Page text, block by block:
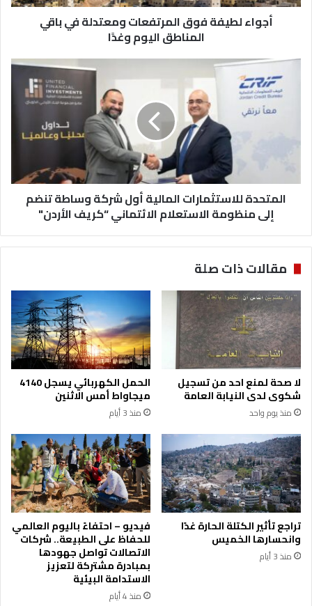
ف
ق
ا
ع
د
ة
ف
ي
ب
ا
ق
ي
ا
ل
م
ن
ا
ط
ق
ا
ل
ي
و
م
أجواء لطيفة فوق المرتفعات ومعتدلة في باقي
المناطق اليوم وغدًا
ا
ل
ث
ا
ت
ا
ل
م
ا
ل
ي
ة
أ
و
ل
ش
ر
ك
ة
و
س
ا
المتحدة للاستثمارات المالية أول شركة وساطة تنضم
إلى منظومة الاستعلام الائتماني “كريف الأردن"
مقالات ذات صلة
لا صحة لمنع احد من تسجيل
شكوى لدى النيابة العامة
منذ يوم واحد
الحمل الكهربائي يسجل 4140
ميجاواط أمس الاثنين
منذ 3 أيام
تراجع تأثير الكتلة الحارة غدًا
وانحسارها الخميس
منذ 3 أيام
فيديو – احتفاءً باليوم العالمي
للحفاظ على الطبيعة.. شركات
الاتصالات تواصل جهودها
بمبادرة مشتركة لتعزيز
الاستدامة البيئية
منذ 4 أيام